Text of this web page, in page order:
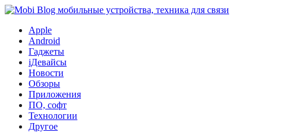
Apple
Android
Гаджеты
iДевайсы
Новости
Обзоры
Приложения
ПО, софт
Технологии
Другое